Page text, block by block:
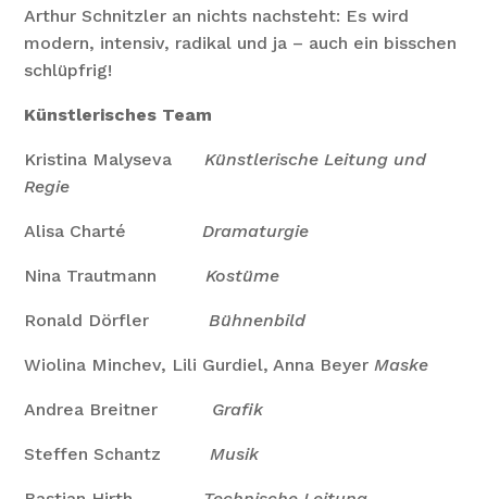
Arthur Schnitzler an nichts nachsteht: Es wird
modern, intensiv, radikal und ja – auch ein bisschen
schlüpfrig!
Künstlerisches Team
Kristina Malyseva Künstlerische Leitung und
Regie
Alisa Charté Dramaturgie
Nina Trautmann Kostüme
Ronald Dörfler Bühnenbild
Wiolina Minchev, Lili Gurdiel, Anna Beyer Maske
Andrea Breitner Grafik
Steffen Schantz Musik